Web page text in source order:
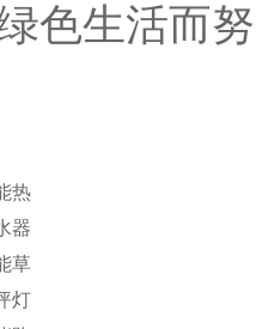
色生活而
热
器
草
灯